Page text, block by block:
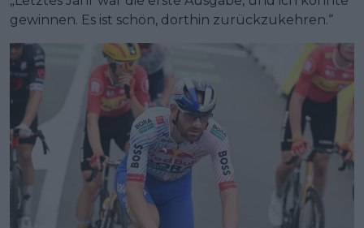
gewinnen. Es ist schön, dorthin zurückzukehren.“